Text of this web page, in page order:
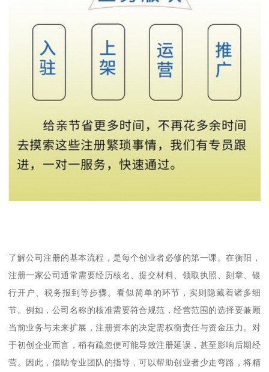
了解公司注册的基本流程，是每个创业者必修的第一课。在衡阳，
注册一家公司通常需要经历核名、提交材料、领取执照、刻章、银
行开户、税务报到等步骤。看似简单的环节，实则隐藏着诸多细
节。例如，公司名称的核准需要符合规范，经营范围的选择要兼顾
当前业务与未来扩展，注册资本的决定需权衡责任与资金压力。对
于初创企业而言，稍有疏忽便可能导致注册延误，甚至影响后期经
营。因此，借助专业团队的指导，可以帮助创业者少走弯路，将精